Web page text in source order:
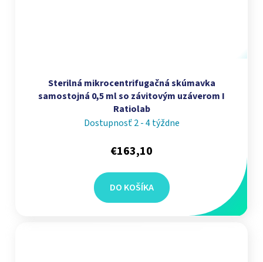
Sterilná mikrocentrifugačná skúmavka
samostojná 0,5 ml so závitovým uzáverom I
Ratiolab
Dostupnosť 2 - 4 týždne
€163,10
DO KOŠÍKA